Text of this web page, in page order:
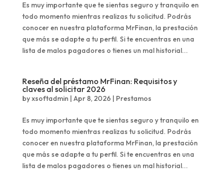
Es muy importante que te sientas seguro y tranquilo en
todo momento mientras realizas tu solicitud. Podrás
conocer en nuestra plataforma MrFinan, la prestación
que más se adapte a tu perfil. Si te encuentras en una
lista de malos pagadores o tienes un mal historial...
Reseña del préstamo MrFinan: Requisitos y
claves al solicitar 2026
byxsoftadmin | Apr 8, 2026 | Prestamos
Es muy importante que te sientas seguro y tranquilo en
todo momento mientras realizas tu solicitud. Podrás
conocer en nuestra plataforma MrFinan, la prestación
que más se adapte a tu perfil. Si te encuentras en una
lista de malos pagadores o tienes un mal historial...